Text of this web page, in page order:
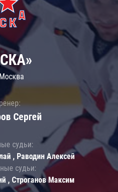
Сергей
судьи:
, Раводин Алексей
судьи:
, Строганов Максим